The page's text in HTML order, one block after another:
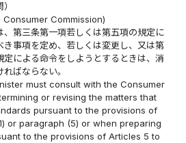
Commission)
、第三条第一項若しくは第五項の規定に
き事項を定め、若しくは変更し、又は第
定による命令をしようとするときは、消
ばならない。
must consult with the Consumer
or revising the matters that
pursuant to the provisions of
or paragraph (5) or when preparing
to the provisions of Articles 5 to